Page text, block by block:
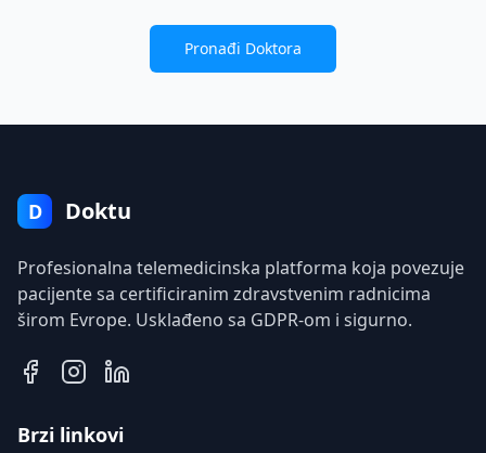
Pronađi Doktora
D Doktu
Profesionalna telemedicinska platforma koja povezuje
pacijente sa certificiranim zdravstvenim radnicima
širom Evrope. Usklađeno sa GDPR-om i sigurno.
Brzi linkovi